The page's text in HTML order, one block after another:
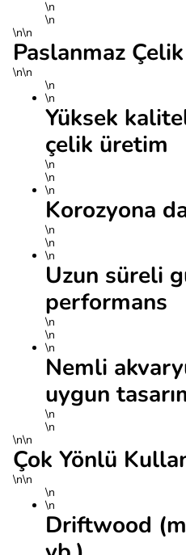
\n
\n
\n\n
Paslanmaz
\n\n
\n
\n
Yüksek
çelik üretim
\n
\n
\n
Korozyona
\n
\n
\n
Uzun süreli
performans
\n
\n
\n
Nemli
uygun
\n
\n
\n\n
Çok Yönlü
\n\n
\n
\n
Driftwood